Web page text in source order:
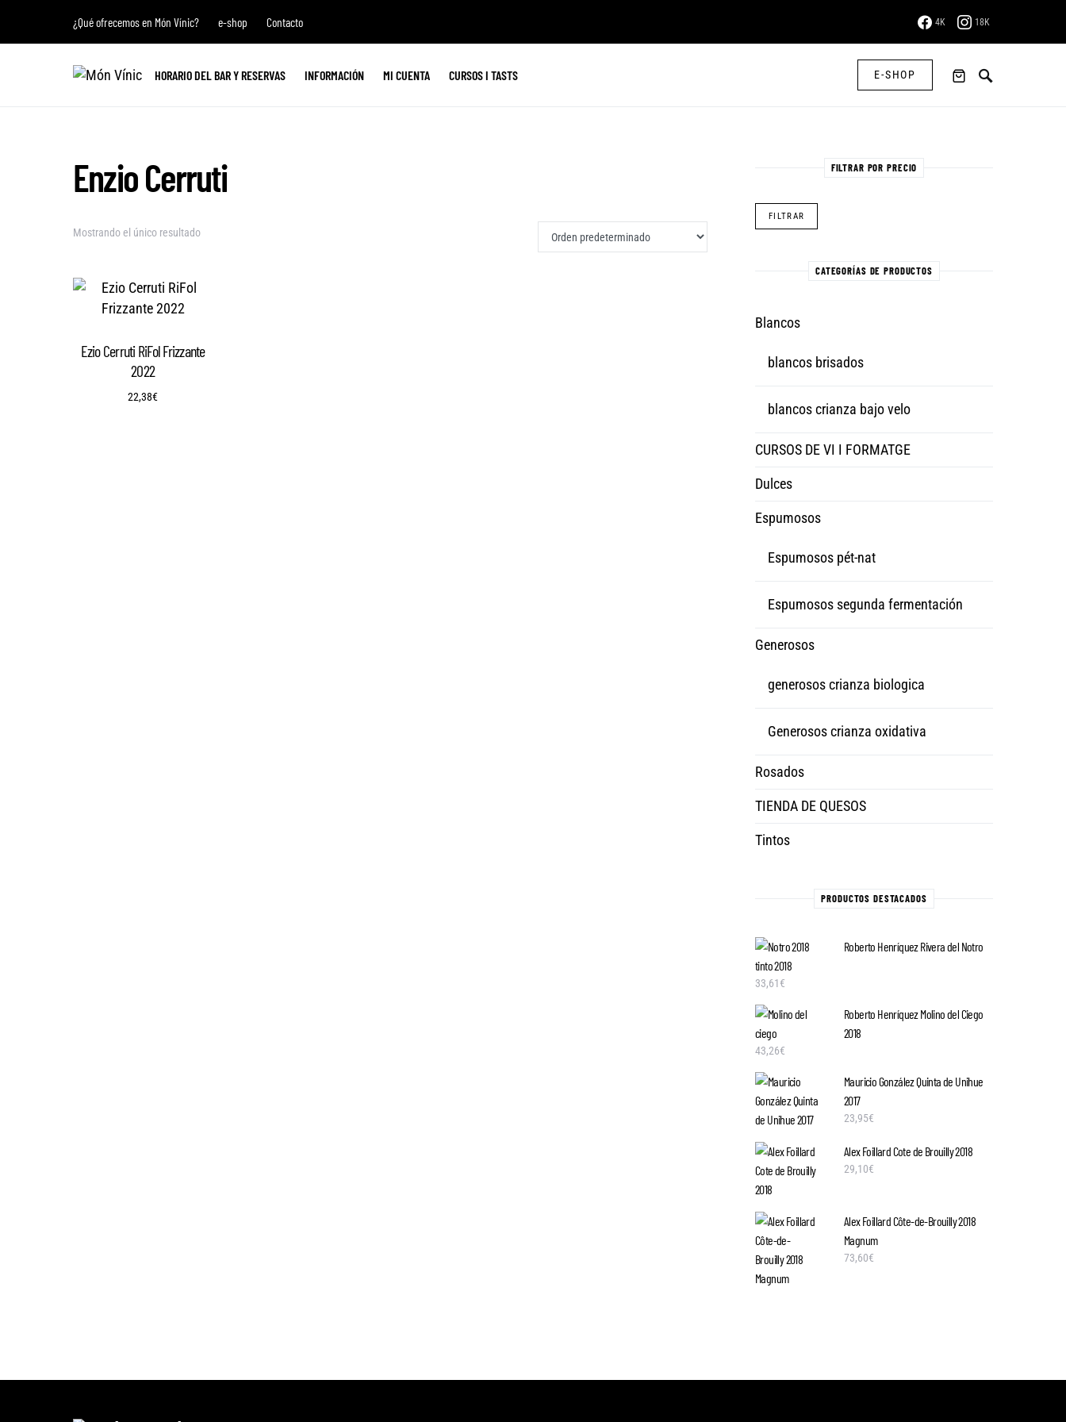
¿Qué ofrecemos en Món Vínic? e-shop Contacto 4K 18K
HORARIO DEL BAR Y RESERVAS INFORMACIÓN MI CUENTA CURSOS I TASTS E-SHOP
Enzio Cerruti
Mostrando el único resultado
Ezio Cerruti RiFol Frizzante
2022
22,38€
FILTRAR POR PRECIO
FILTRAR
CATEGORÍAS DE PRODUCTOS
Blancos
blancos brisados
blancos crianza bajo velo
CURSOS DE VI I FORMATGE
Dulces
Espumosos
Espumosos pét-nat
Espumosos segunda fermentación
Generosos
generosos crianza biologica
Generosos crianza oxidativa
Rosados
TIENDA DE QUESOS
Tintos
PRODUCTOS DESTACADOS
Roberto Henríquez Rivera del Notro
tinto 2018
33,61€
Roberto Henríquez Molino del Ciego
2018
43,26€
Mauricio González Quinta de Unihue
2017
23,95€
Alex Foillard Cote de Brouilly 2018
29,10€
Alex Foillard Côte-de-Brouilly 2018
Magnum
73,60€